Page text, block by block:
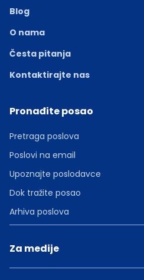
Blog
O nama
Česta pitanja
Kontaktirajte nas
Pronađite posao
Pretraga poslova
Poslovi na email
Upoznajte poslodavce
Dok tražite posao
Arhiva poslova
Za medije